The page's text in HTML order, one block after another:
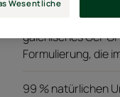
Haar mit Spliss
galenisches Gel-
Formulierung, die
99 % natürlichen
Wesentliche